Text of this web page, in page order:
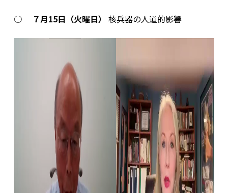
○ ７月15日（火曜日） 核兵器の人道的影響